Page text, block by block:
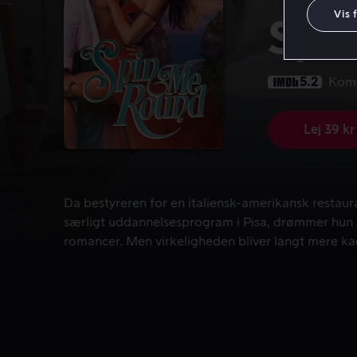
5.2
Lej 39 kr
Da bestyreren for en italiensk-amerikansk
Da bestyreren for en italiensk-amerikansk
særligt uddannelsesprogram i Pisa, drømmer hun
romancer. Men virkeligheden bliver langt mere
Vis